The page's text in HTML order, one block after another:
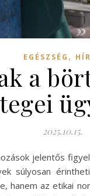
EGÉSZSÉG ,
a
2025.10.15.
jelentős
súlyosan
hanem az etikai